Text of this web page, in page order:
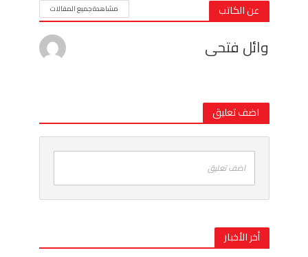
عن الكاتب مشاهدة جميع المقالات
وائل فتحى
اضف تعليق
اضف تعليق
أخر الأخبار